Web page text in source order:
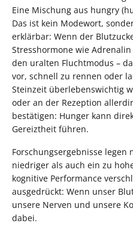
Eine Mischung aus hungry
Das ist kein Modewort,
erklärbar: Wenn der
Stresshormone wie
den uralten Fluchtmodus –
vor, schnell zu rennen oder
Steinzeit überlebenswichtig
oder an der Rezeption
bestätigen: Hunger kann
Gereiztheit führen.
Forschungsergebnisse legen
niedriger als auch ein zu
kognitive Performance
ausgedrückt: Wenn unser
unsere Nerven und unsere
dabei.